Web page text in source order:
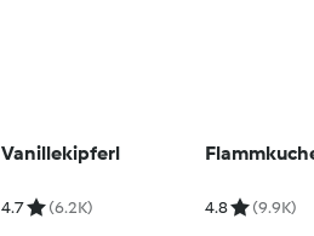
Vanillekipferl
4.7 (6.2K) 4.8 (9.9K)